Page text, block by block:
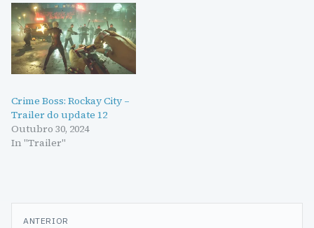
Crime Boss: Rockay City –
Trailer do update 12
Outubro 30, 2024
In "Trailer"
Navegação
ANTERIOR